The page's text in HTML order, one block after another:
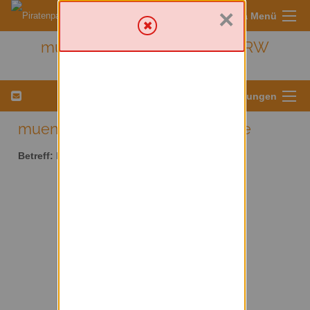
Sympa Menü
muenster - Kreis Münster/ NRW
Menü für Listeneinstellungen
muenster AT lists.piratenpartei.de
Betreff:
×